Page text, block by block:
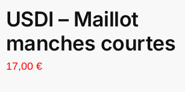
USDI – Maillot
manches courtes
17,00 €